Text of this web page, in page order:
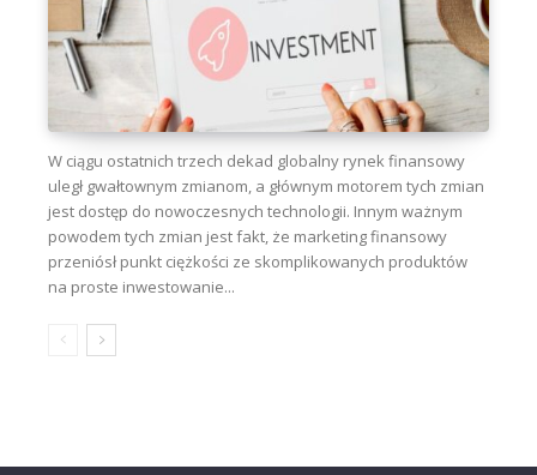
W ciągu ostatnich trzech dekad globalny rynek finansowy
uległ gwałtownym zmianom, a głównym motorem tych zmian
jest dostęp do nowoczesnych technologii. Innym ważnym
powodem tych zmian jest fakt, że marketing finansowy
przeniósł punkt ciężkości ze skomplikowanych produktów
na proste inwestowanie...